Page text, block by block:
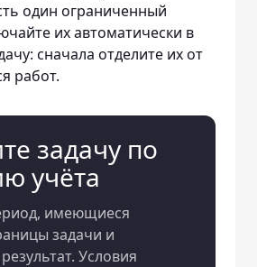
один ограниченный
их автоматически в
сначала отделите их от
работ.
задачу по
учёта
имеющиеся
задачи и
Условия